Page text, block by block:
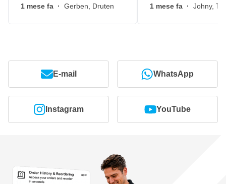
1 mese fa · Gerben, Druten
1 mese fa · Johny,
E-mail WhatsApp
Instagram YouTube